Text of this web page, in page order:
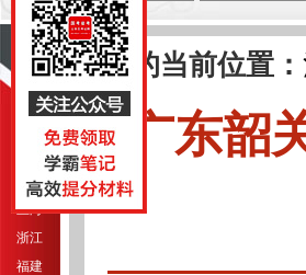
导航
江苏
上海
浙江
福建
您的当前位置：
广东韶